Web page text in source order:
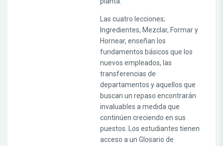
Las cuatro lecciones;
Ingredientes, Mezclar, Formar y
Hornear, enseñan los
fundamentos básicos que los
nuevos empleados, las
transferencias de
departamentos y aquellos que
buscan un repaso encontrarán
invaluables a medida que
continúen creciendo en sus
puestos. Los estudiantes tienen
acceso a un Glosario de